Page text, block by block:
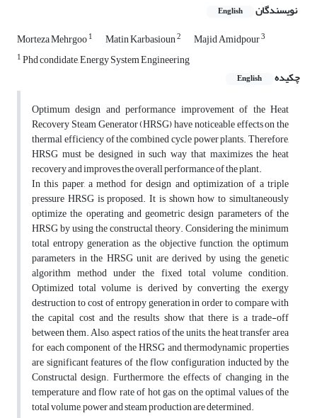
نویسندگان English
Morteza Mehrgoo1 Matin Karbasioun2 Majid Amidpour3
1Phd condidate, Energy System Engineering
چکیده
English
Optimum design and performance improvement of the Heat
Recovery Steam Generator (HRSG) have noticeable effects on the
thermal efficiency of the combined cycle power plants. Therefore,
HRSG must be designed in such way that maximizes the heat
recovery and improves the overall performance of the plant.
In this paper, a method for design and optimization of a triple
pressure HRSG is proposed. It is shown how to simultaneously
optimize the operating and geometric design parameters of the
HRSG by using the constructal theory. Considering the minimum
total entropy generation as the objective function, the optimum
parameters in the HRSG unit are derived by using the genetic
algorithm method under the fixed total volume condition.
Optimized total volume is derived by converting the exergy
destruction to cost of entropy generation in order to compare with
the capital cost and the results show that there is a trade-off
between them. Also, aspect ratios of the units, the heat transfer area
for each component of the HRSG and thermodynamic properties
are significant features of the flow configuration inducted by the
Constructal design. Furthermore, the effects of changing in the
temperature and flow rate of hot gas on the optimal values of the
total volume, power and steam production are determined.